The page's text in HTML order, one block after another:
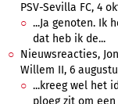
PSV-Sevilla FC, 4
...Ja genoten. Ik
dat heb ik de...
Nieuwsreacties,
Willem II, 6
...kreeg wel het
ploeg zit om een